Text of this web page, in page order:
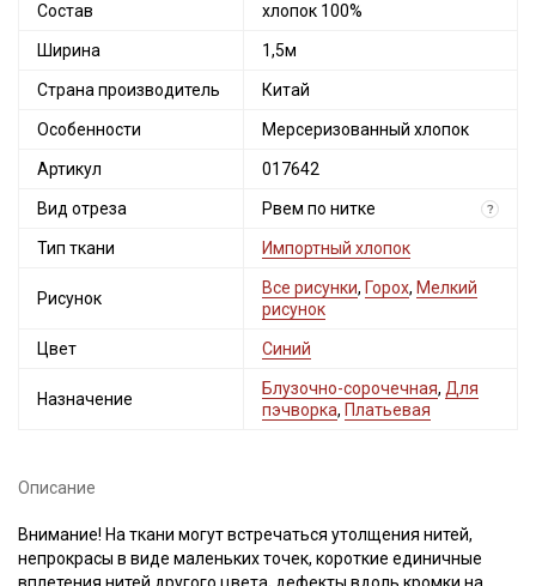
Состав хлопок 100%
Ширина 1,5м
Страна производитель Китай
Особенности Мерсеризованный хлопок
Артикул 017642
Вид отреза Рвем по нитке ?
Тип ткани Импортный хлопок
Рисунок
Все рисунки, Горох, Мелкий
рисунок
Цвет Синий
Назначение
Блузочно-сорочечная, Для
пэчворка, Платьевая
Описание
Внимание! На ткани могут встречаться утолщения нитей,
непрокрасы в виде маленьких точек, короткие единичные